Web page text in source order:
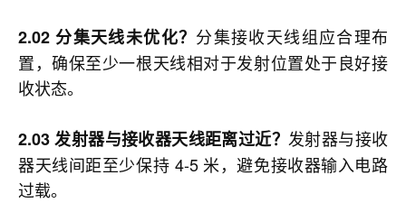
2.02 分集天线未优化？ 分集接收天线组应合理布
置，确保至少一根天线相对于发射位置处于良好接
收状态。
2.03 发射器与接收器天线距离过近？ 发射器与接收
器天线间距至少保持 4-5 米，避免接收器输入电路
过载。